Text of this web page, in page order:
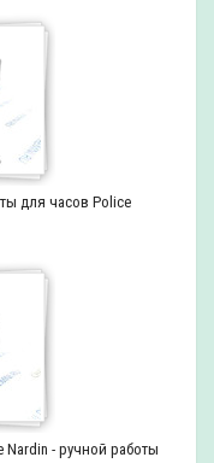
для часов Police
- ручной работы